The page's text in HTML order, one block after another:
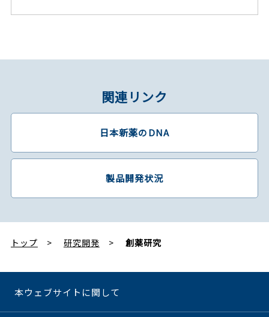
関連リンク
日本新薬のDNA
製品開発状況
トップ 研究開発 創薬研究
本ウェブサイトに関して